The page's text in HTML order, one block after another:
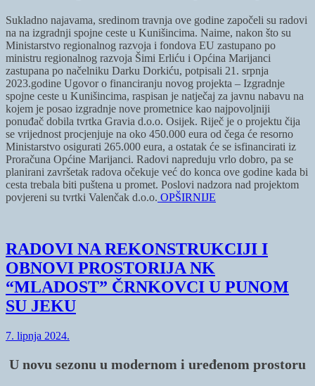
Sukladno najavama, sredinom travnja ove godine započeli su radovi
na na izgradnji spojne ceste u Kunišincima. Naime, nakon što su
Ministarstvo regionalnog razvoja i fondova EU zastupano po
ministru regionalnog razvoja Šimi Erliću i Općina Marijanci
zastupana po načelniku Darku Dorkiću, potpisali 21. srpnja
2023.godine Ugovor o financiranju novog projekta – Izgradnje
spojne ceste u Kunišincima, raspisan je natječaj za javnu nabavu na
kojem je posao izgradnje nove prometnice kao najpovoljniji
ponuđač dobila tvrtka Gravia d.o.o. Osijek. Riječ je o projektu čija
se vrijednost procjenjuje na oko 450.000 eura od čega će resorno
Ministarstvo osigurati 265.000 eura, a ostatak će se isfinancirati iz
Proračuna Općine Marijanci. Radovi napreduju vrlo dobro, pa se
planirani završetak radova očekuje već do konca ove godine kada bi
cesta trebala biti puštena u promet. Poslovi nadzora nad projektom
povjereni su tvrtki Valenčak d.o.o. OPŠIRNIJE
RADOVI NA REKONSTRUKCIJI I
OBNOVI PROSTORIJA NK
“MLADOST” ČRNKOVCI U PUNOM
SU JEKU
7. lipnja 2024.
U novu sezonu u modernom i uređenom prostoru